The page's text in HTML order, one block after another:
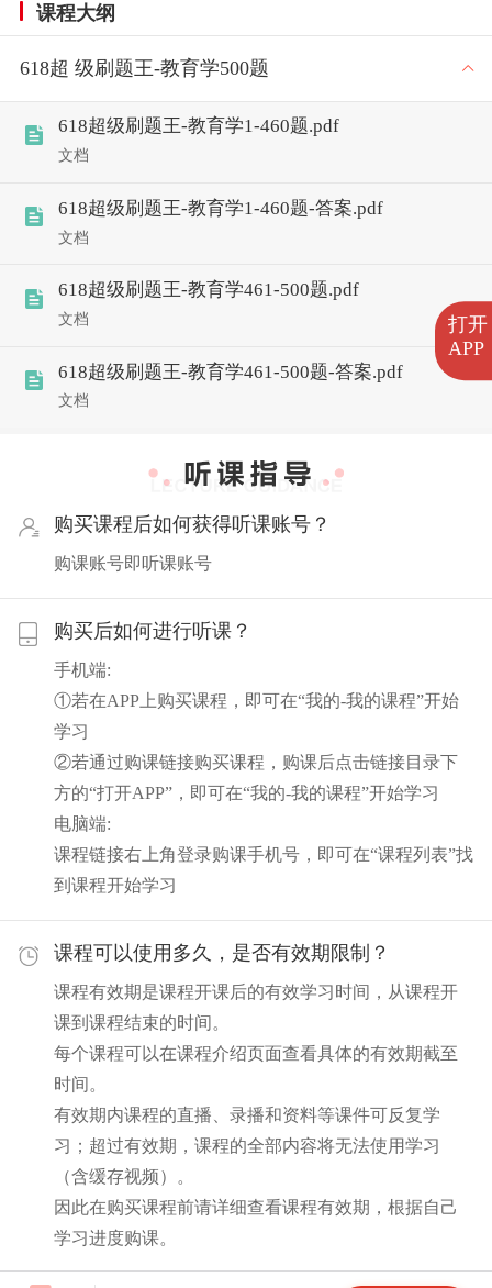
打开
APP
课程大纲
618超 级刷题王-教育学500题
618超级刷题王-教育学1-460题.pdf
文档
618超级刷题王-教育学1-460题-答案.pdf
文档
618超级刷题王-教育学461-500题.pdf
文档
618超级刷题王-教育学461-500题-答案.pdf
文档
购买课程后如何获得听课账号？
购课账号即听课账号
购买后如何进行听课？
手机端:
①若在APP上购买课程，即可在“我的-我的课程”开始
学习
②若通过购课链接购买课程，购课后点击链接目录下
方的“打开APP”，即可在“我的-我的课程”开始学习
电脑端:
课程链接右上角登录购课手机号，即可在“课程列表”找
到课程开始学习
课程可以使用多久，是否有效期限制？
课程有效期是课程开课后的有效学习时间，从课程开
课到课程结束的时间。
每个课程可以在课程介绍页面查看具体的有效期截至
时间。
有效期内课程的直播、录播和资料等课件可反复学
习；超过有效期，课程的全部内容将无法使用学习
（含缓存视频）。
因此在购买课程前请详细查看课程有效期，根据自己
学习进度购课。